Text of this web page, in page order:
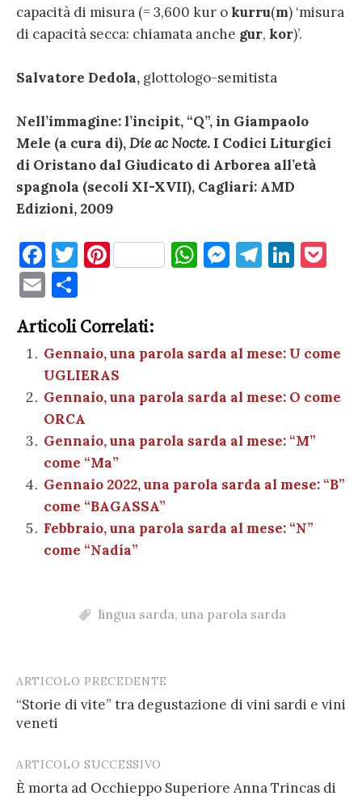
capacità di misura (= 3,600 kur o kurru(m) ‘misura
di capacità secca: chiamata anche gur, kor)’.
Salvatore Dedola, glottologo-semitista
Nell’immagine: l’incipit, “Q”, in Giampaolo
Mele (a cura di),Die ac Nocte. I Codici Liturgici
di Oristano dal Giudicato di Arborea all’età
spagnola (secoli XI-XVII), Cagliari: AMD
Edizioni, 2009
F
a
c
e
b
o
o
k
T
te
r
Pi
es
t
W
A
p
M
g
er
T
a
Li
dI
n
et
E
m
ai
l
o
n
di
vi
di
Articoli Correlati:
Gennaio, una parola sarda al mese: U come
UGLIERAS
Gennaio, una parola sarda al mese: O come
ORCA
Gennaio, una parola sarda al mese: “M”
come “Ma”
Gennaio 2022, una parola sarda al mese: “B”
come “BAGASSA”
Febbraio, una parola sarda al mese: “N”
come “Nadía”
lingua sarda, una parola sarda
Post
navigation
ARTICOLO PRECEDENTE
“Storie di vite” tra degustazione di vini sardi e vini
veneti
ARTICOLO SUCCESSIVO
È morta ad Occhieppo Superiore Anna Trincas di